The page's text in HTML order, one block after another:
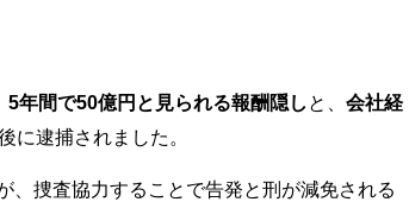
5年間で50億円と見られる報酬隠し と、 会社経
に逮捕されました。
、捜査協力することで告発と刑が減免される